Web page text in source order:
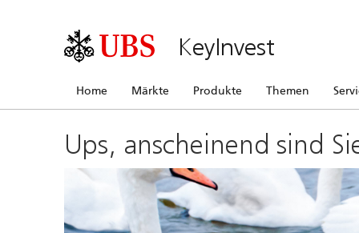
KeyInvest
Home Märkte Produkte Themen
Ups, anscheinend sind